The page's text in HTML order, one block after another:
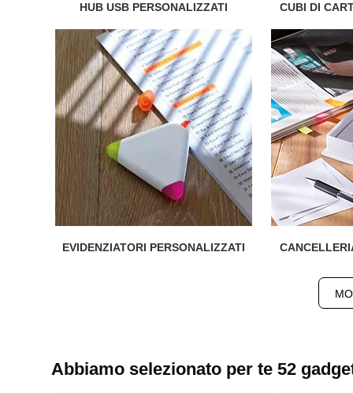
HUB USB PERSONALIZZATI CUBI DI
EVIDENZIATORI PERSONALIZZATI
Abbiamo selezionato per te 52